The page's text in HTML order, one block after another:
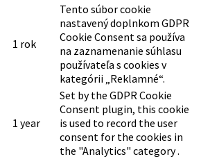
1 rok
Tento súbor cookie
nastavený doplnkom GDPR
Cookie Consent sa používa
na zaznamenanie súhlasu
používateľa s cookies v
kategórii „Reklamné“.
1 year
Set by the GDPR Cookie
Consent plugin, this cookie
is used to record the user
consent for the cookies in
the "Analytics" category .